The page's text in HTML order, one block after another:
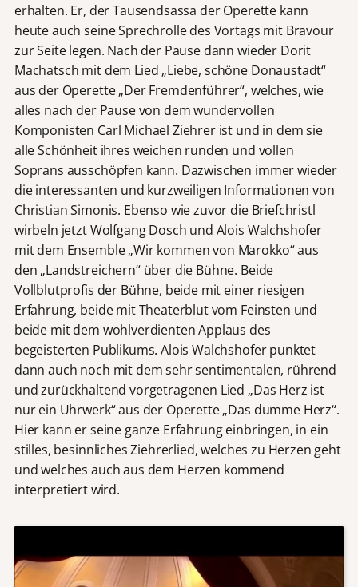
erhalten. Er, der Tausendsassa der Operette kann
heute auch seine Sprechrolle des Vortags mit Bravour
zur Seite legen. Nach der Pause dann wieder Dorit
Machatsch mit dem Lied „Liebe, schöne Donaustadt“
aus der Operette „Der Fremdenführer“, welches, wie
alles nach der Pause von dem wundervollen
Komponisten Carl Michael Ziehrer ist und in dem sie
alle Schönheit ihres weichen runden und vollen
Soprans ausschöpfen kann. Dazwischen immer wieder
die interessanten und kurzweiligen Informationen von
Christian Simonis. Ebenso wie zuvor die Briefchristl
wirbeln jetzt Wolfgang Dosch und Alois Walchshofer
mit dem Ensemble „Wir kommen von Marokko“ aus
den „Landstreichern“ über die Bühne. Beide
Vollblutprofis der Bühne, beide mit einer riesigen
Erfahrung, beide mit Theaterblut vom Feinsten und
beide mit dem wohlverdienten Applaus des
begeisterten Publikums. Alois Walchshofer punktet
dann auch noch mit dem sehr sentimentalen, rührend
und zurückhaltend vorgetragenen Lied „Das Herz ist
nur ein Uhrwerk“ aus der Operette „Das dumme Herz“.
Hier kann er seine ganze Erfahrung einbringen, in ein
stilles, besinnliches Ziehrerlied, welches zu Herzen geht
und welches auch aus dem Herzen kommend
interpretiert wird.